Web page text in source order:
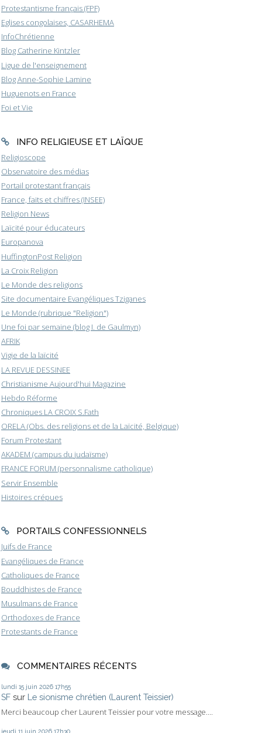
Protestantisme français (FPF)
Eglises congolaises, CASARHEMA
InfoChrétienne
Blog Catherine Kintzler
Ligue de l'enseignement
Blog Anne-Sophie Lamine
Huguenots en France
Foi et Vie
INFO RELIGIEUSE ET LAÏQUE
Religioscope
Observatoire des médias
Portail protestant français
France, faits et chiffres (INSEE)
Religion News
Laïcité pour éducateurs
Europanova
HuffingtonPost Religion
La Croix Religion
Le Monde des religions
Site documentaire Evangéliques Tziganes
Le Monde (rubrique "Religion")
Une foi par semaine (blog I. de Gaulmyn)
AFRIK
Vigie de la laïcité
LA REVUE DESSINEE
Christianisme Aujourd'hui Magazine
Hebdo Réforme
Chroniques LA CROIX S.Fath
ORELA (Obs. des religions et de la Laïcité, Belgique)
Forum Protestant
AKADEM (campus du judaïsme)
FRANCE FORUM (personnalisme catholique)
Servir Ensemble
Histoires crépues
PORTAILS CONFESSIONNELS
Juifs de France
Evangéliques de France
Catholiques de France
Bouddhistes de France
Musulmans de France
Orthodoxes de France
Protestants de France
COMMENTAIRES RÉCENTS
lundi 15 juin 2026 17h55
SF sur Le sionisme chrétien (Laurent Teissier)
Merci beaucoup cher Laurent Teissier pour votre message....
jeudi 11 juin 2026 17h30